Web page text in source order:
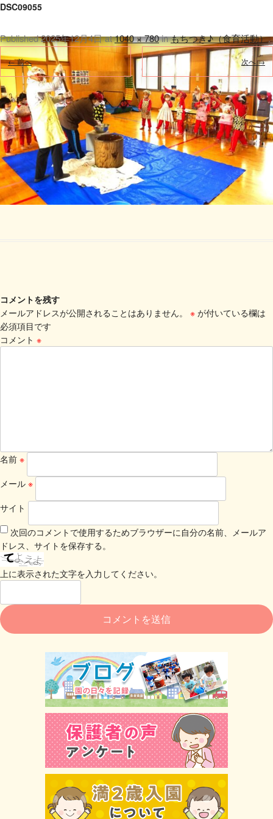
DSC09055
Published2025年12月4日at1040 × 780inもちつき♪（食育活動）.
← 前へ 次へ →
コメントを残す
メールアドレスが公開されることはありません。
※ が付いている欄は
必須項目です
コメント ※
名前 ※
メール ※
サイト
次回のコメントで使用するためブラウザーに自分の名前、メールア
ドレス、サイトを保存する。
上に表示された文字を入力してください。